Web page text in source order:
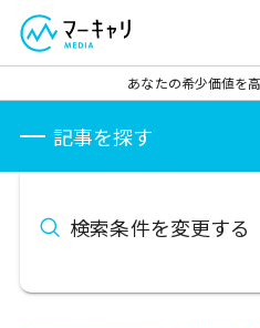
あなたの希少価値を
記事を探す
検索条件を変更する